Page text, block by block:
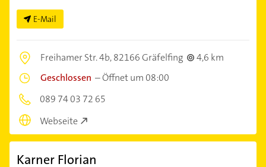
E-Mail
Freihamer Str. 4b,82166 Gräfelfing
4,6 km
Geschlossen –Öffnet um 08:00
089 74 03 72 65
Webseite
Karner Florian